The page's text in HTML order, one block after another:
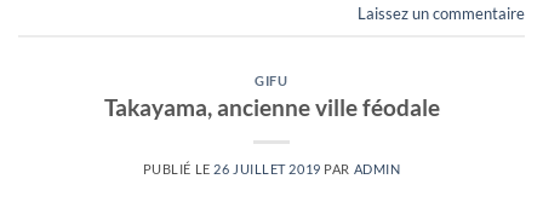
Laissez un commentaire
GIFU
Takayama, ancienne ville féodale
PUBLIÉ LE 26 JUILLET 2019 PAR ADMIN